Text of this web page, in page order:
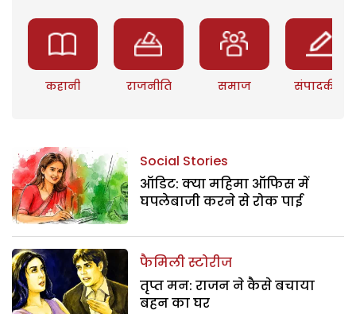
कहानी राजनीति समाज संपादकीय
Social Stories
ऑडिट: क्या महिमा ऑफिस में
घपलेबाजी करने से रोक पाई
फैमिली स्टोरीज
तृप्त मन: राजन ने कैसे बचाया
बहन का घर